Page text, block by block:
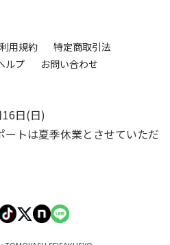
利用規約
特定商取引法
ルプ お問い合わせ
日(日)
ートは夏季休業とさせていただ